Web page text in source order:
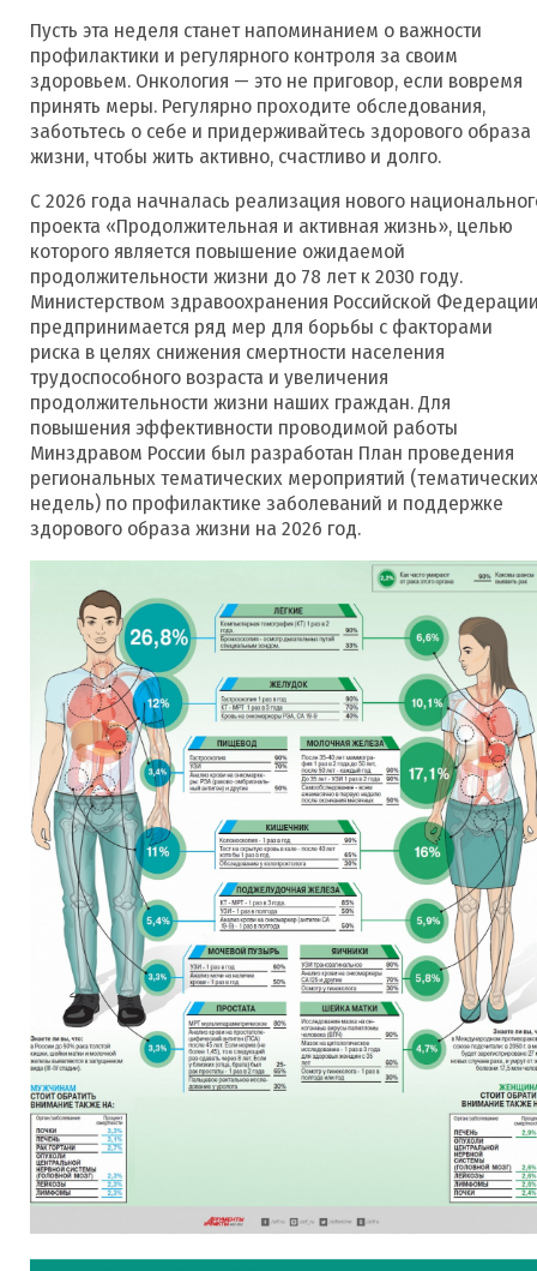
Пусть эта неделя станет напоминанием о важности
профилактики и регулярного контроля за своим
здоровьем. Онкология — это не приговор, если вовремя
принять меры. Регулярно проходите обследования,
заботьтесь о себе и придерживайтесь здорового образа
жизни, чтобы жить активно, счастливо и долго.
С 2026 года начналась реализация нового
проекта «Продолжительная и активная жизнь», целью
которого является повышение ожидаемой
продолжительности жизни до 78 лет к 2030 году.
Министерством здравоохранения Российской
предпринимается ряд мер для борьбы с факторами
риска в целях снижения смертности населения
трудоспособного возраста и увеличения
продолжительности жизни наших граждан. Для
повышения эффективности проводимой работы
Минздравом России был разработан План проведения
региональных тематических мероприятий
недель) по профилактике заболеваний и поддержке
здорового образа жизни на 2026 год.